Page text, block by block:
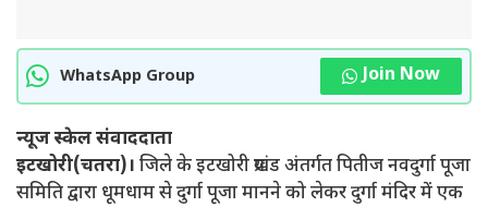
WhatsApp Group Join Now
न्यूज स्केल संवाददाता
इटखोरी(चतरा)। जिले के इटखोरी प्रखंड अंतर्गत पितीज नवदुर्गा पूजा
समिति द्वारा धूमधाम से दुर्गा पूजा मानने को लेकर दुर्गा मंदिर में एक